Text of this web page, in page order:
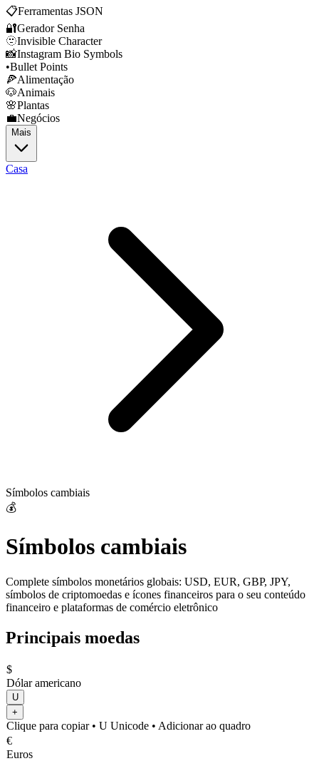
📋Ferramentas JSON
🔐Gerador Senha
🫥Invisible Character
📸Instagram Bio Symbols
•Bullet Points
🍕Alimentação
🐶Animais
🌸Plantas
💼Negócios
Mais
Casa
Símbolos cambiais
💰
Símbolos cambiais
Complete símbolos monetários globais: USD, EUR, GBP, JPY,
símbolos de criptomoedas e ícones financeiros para o seu conteúdo
financeiro e plataformas de comércio eletrônico
Principais moedas
$
Dólar americano
U
+
Clique para copiar• U Unicode • Adicionar ao quadro
€
Euros